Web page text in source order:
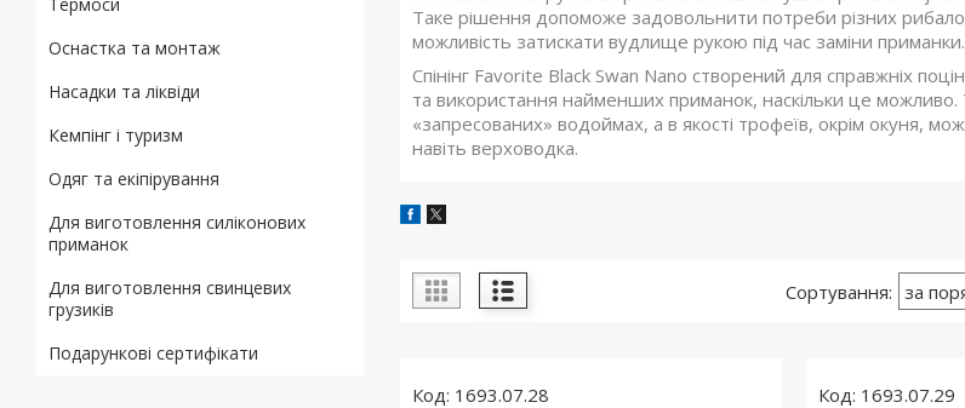
Таке рішення допоможе задовольнити потреби різних
можливість затискати вудлище рукою під час заміни приманки.
Спінінг Favorite Black Swan Nano створений для справжніх
та використання найменших приманок, наскільки це
«запресованих» водоймах, а в якості трофеїв, окрім окуня,
навіть верховодка.
1693.07.28 1693.07.29
Оснастка та монтаж
Насадки та ліквіди
Кемпінг і туризм
Одяг та екіпірування
Для виготовлення силіконових
приманок
Для виготовлення свинцевих
грузиків
Подарункові сертифікати